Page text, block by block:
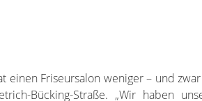
einen Friseursalon weniger – und
Bücking-Straße. „Wir haben